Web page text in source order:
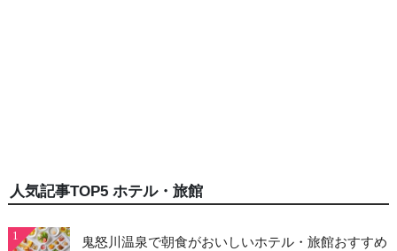
人気記事TOP5 ホテル・旅館
1
鬼怒川温泉で朝食がおいしいホテル・旅館おすすめ